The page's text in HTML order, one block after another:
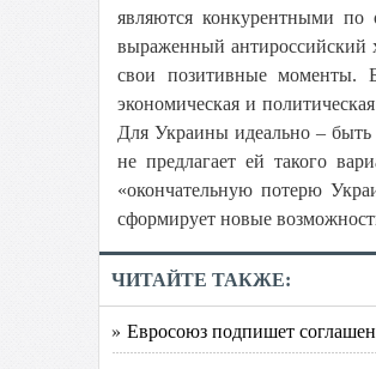
являются конкурентными по
выраженный антироссийский
свои позитивные моменты.
экономическая и
Для Украины идеально –
не предлагает ей такого
«окончательную потерю
сформирует новые
ЧИТАЙТЕ ТАКЖЕ:
» Евросоюз подпишет